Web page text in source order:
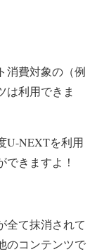
消費対象の（例
は利用できま
U-NEXTを利用
きますよ！
全て抹消されて
のコンテンツで